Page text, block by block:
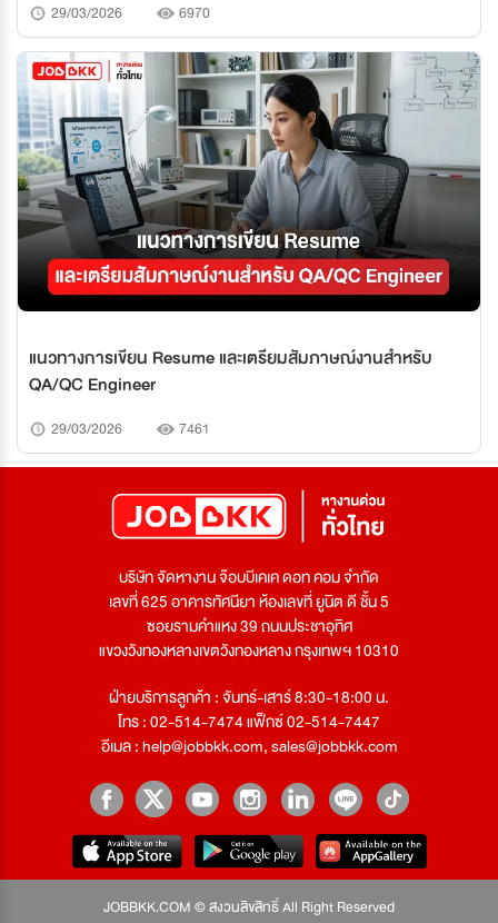
29/03/2026 6970
แนวทางการเขียน Resume และเตรียมสัมภาษณ์งานสำหรับ
QA/QC Engineer
29/03/2026 7461
บริษัท จัดหางาน จ๊อบบีเคเค ดอท คอม จำกัด
เลขที่ 625 อาคารทัศนียา ห้องเลขที่ ยูนิต ดี ชั้น 5
ซอยรามคำแหง 39 ถนนประชาอุทิศ
แขวงวังทองหลางเขตวังทองหลาง กรุงเทพฯ 10310
ฝ่ายบริการลูกค้า : จันทร์-เสาร์ 8:30-18:00 น.
โทร : 02-514-7474 แฟ็กซ์ 02-514-7447
อีเมล :help@jobbkk.com,sales@jobbkk.com
JOBBKK.COM © สงวนลิขสิทธิ์ All Right Reserved